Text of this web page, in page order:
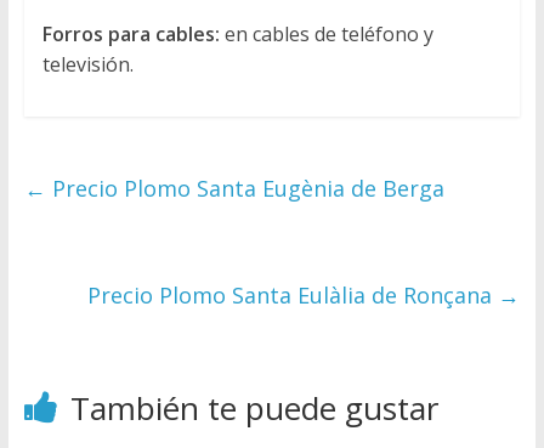
Forros para cables: en cables de teléfono y
televisión.
← Precio Plomo Santa Eugènia de Berga
Precio Plomo Santa Eulàlia de Ronçana →
También te puede gustar